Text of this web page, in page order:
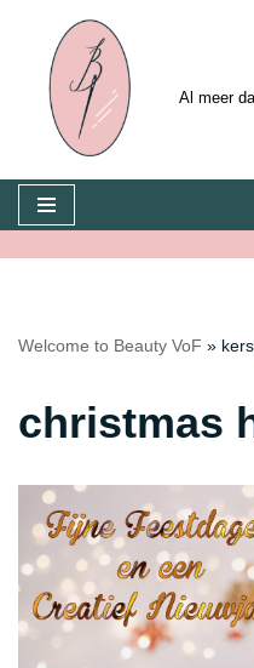
Skip
content
Al meer
Welcome to Beauty VoF »
christmas